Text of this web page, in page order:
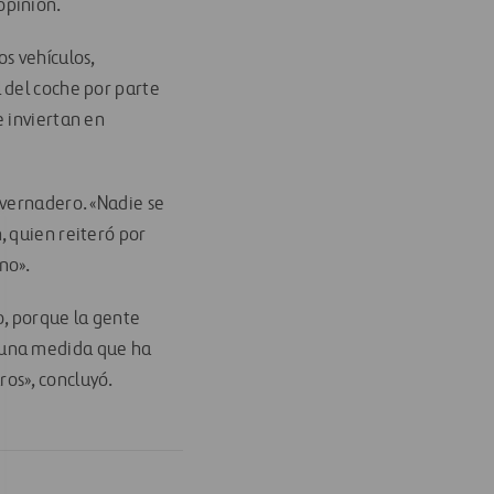
vehículos,
del coche por parte
inviertan en
«Nadie se
quien reiteró por
porque la gente
medida que ha
concluyó.